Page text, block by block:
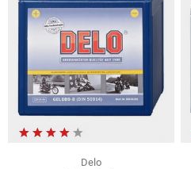
Delo